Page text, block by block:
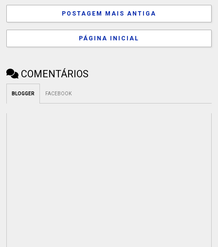
POSTAGEM MAIS ANTIGA
PÁGINA INICIAL
COMENTÁRIOS
BLOGGER FACEBOOK